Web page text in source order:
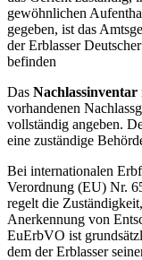
gewöhnlichen
gegeben, ist das
der Erblasser
befinden
Das Nachlassinventar
vorhandenen
vollständig angeben.
eine zuständige
Bei internationalen
Verordnung (EU) Nr.
regelt die
Anerkennung von
EuErbVO ist
dem der Erblasser